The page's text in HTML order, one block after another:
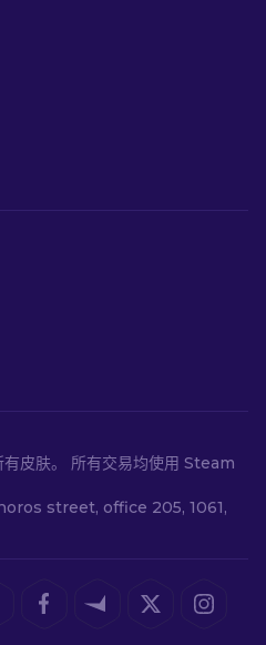
皮肤。 所有交易均使用 Steam
street, office 205, 1061,